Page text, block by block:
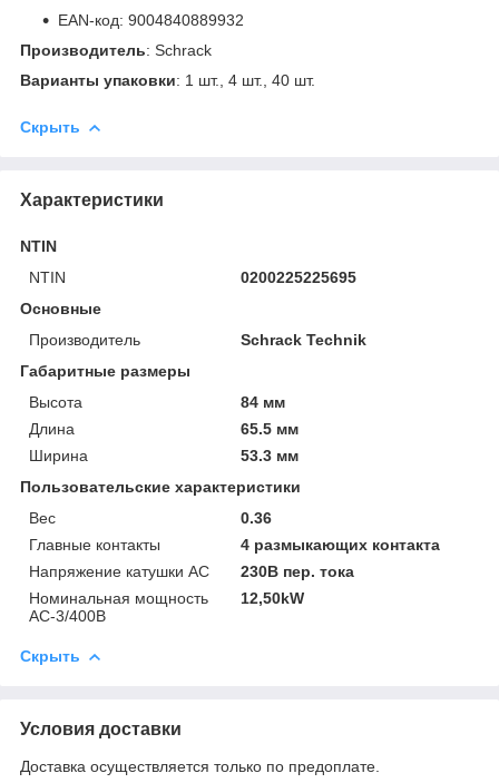
EAN-код: 9004840889932
Производитель: Schrack
Варианты упаковки: 1 шт., 4 шт., 40 шт.
Скрыть
Характеристики
NTIN
NTIN
0200225225695
Основные
Производитель
Schrack Technik
Габаритные размеры
Высота
84 мм
Длина
65.5 мм
Ширина
53.3 мм
Пользовательские характеристики
Вес
0.36
Главные контакты
4 размыкающих контакта
Напряжение катушки АС
230В пер. тока
Номинальная мощность
AC-3/400В
12,50kW
Скрыть
Условия доставки
Доставка осуществляется только по предоплате.